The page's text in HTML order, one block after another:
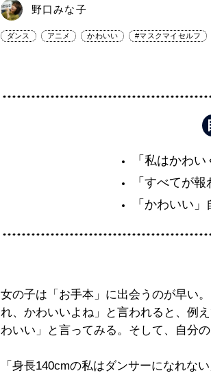
野口みな子
ダンス アニメ かわいい #マスクマイセルフ
「私はかわ
「すべてが報
「かわいい
女の子は「お手本」に出会うのが早い
れ、かわいいよね」と言われると、例
わいい」と言ってみる。そして、自分
「身長140cmの私はダンサーになれな